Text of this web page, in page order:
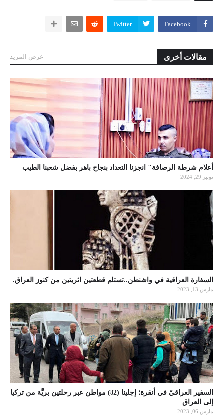
Facebook
Twitter
مقالات أخرى عرض المزيد
أعلام شرطة الرصافة" انجزنا التعداد بنجاح باهر بفضل شعبنا الطيب
نونبر 29, 2024
السفارة العراقية في واشنطن..تستلم قطعتين اثريتين من كنوز العراق.
مارس 13, 2023
السفير العراقيّ في أنقرة؛ إجلينا (82) مواطن عبر رحلتين بريَّة من تركيا
إلى العراق
مارس 06, 2023